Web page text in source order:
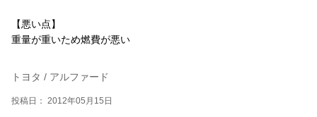
【悪い点】
重量が重いため燃費が悪い
トヨタ / アルファード
投稿日： 2012年05月15日